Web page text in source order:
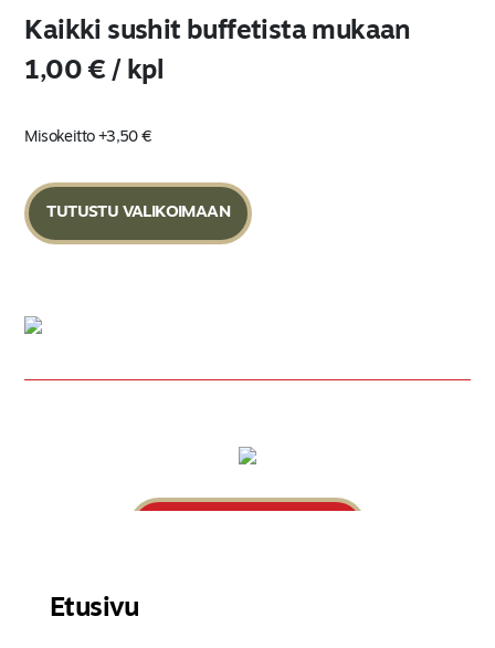
Etusivu
Kaikki sushit buffetista mukaan
1,00 € / kpl
Misokeitto +3,50 €
TUTUSTU VALIKOIMAAN